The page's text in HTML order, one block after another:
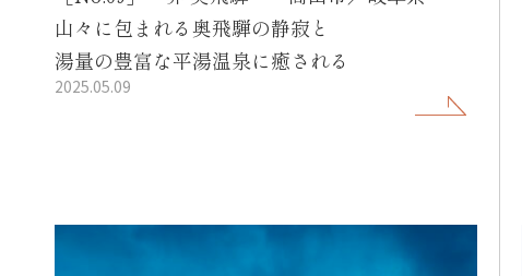
山々に包まれる奥飛騨の静寂と
湯量の豊富な平湯温泉に癒される
2025.05.09